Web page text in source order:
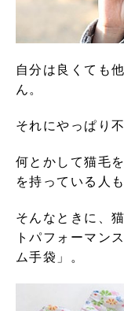
自分は良くても
ん。
それにやっぱり不
何とかして猫毛
を持っている人
そんなときに、
トパフォーマン
ム手袋」。